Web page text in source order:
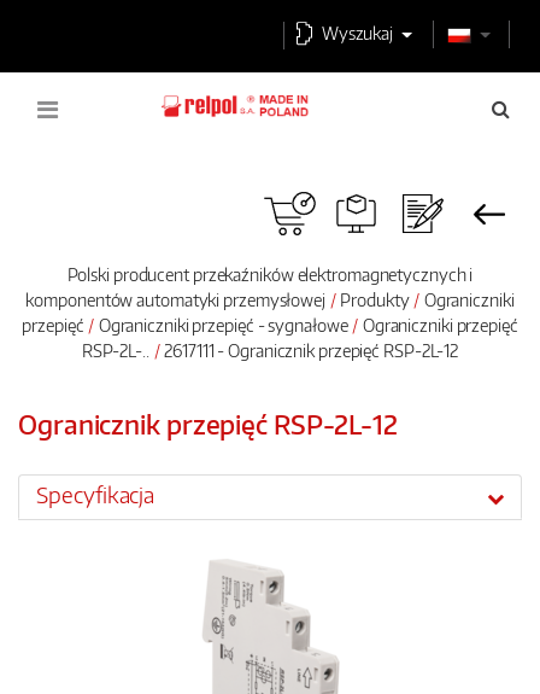
Wyszukaj
Polski producent przekaźników elektromagnetycznych i
komponentów automatyki przemysłowej
Produkty
Ograniczniki
przepięć
Ograniczniki przepięć - sygnałowe
Ograniczniki przepięć
RSP-2L-..
2617111 - Ogranicznik przepięć RSP-2L-12
Ogranicznik przepięć RSP-2L-12
Specyfikacja